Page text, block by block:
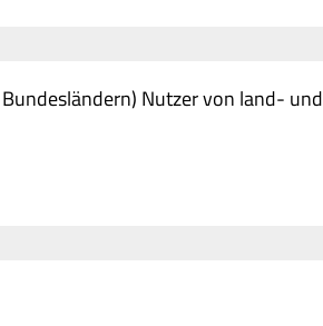
Nutzer von land- und